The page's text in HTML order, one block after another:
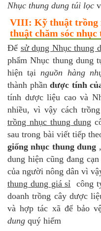
Nhục thung dung túi lọc
VIII: Kỹ thuật trồng
thuật chăm sóc nhục
Để sử dụng Nhục thung
phẩm Nhục thung dung
hiện tạinguồn hàng
thành phần dược tính
tính dược liệu cao và
nhiều, vì vậy cách
trồng nhục thung dung
sau trong bài viết tiếp
giống nhục thung dung
dung hiện cũng đang
của người nông dân vì
thung dung giá sỉ công
doanh trồng cây dược
và hợp tác xã để bảo
dung quý hiếm